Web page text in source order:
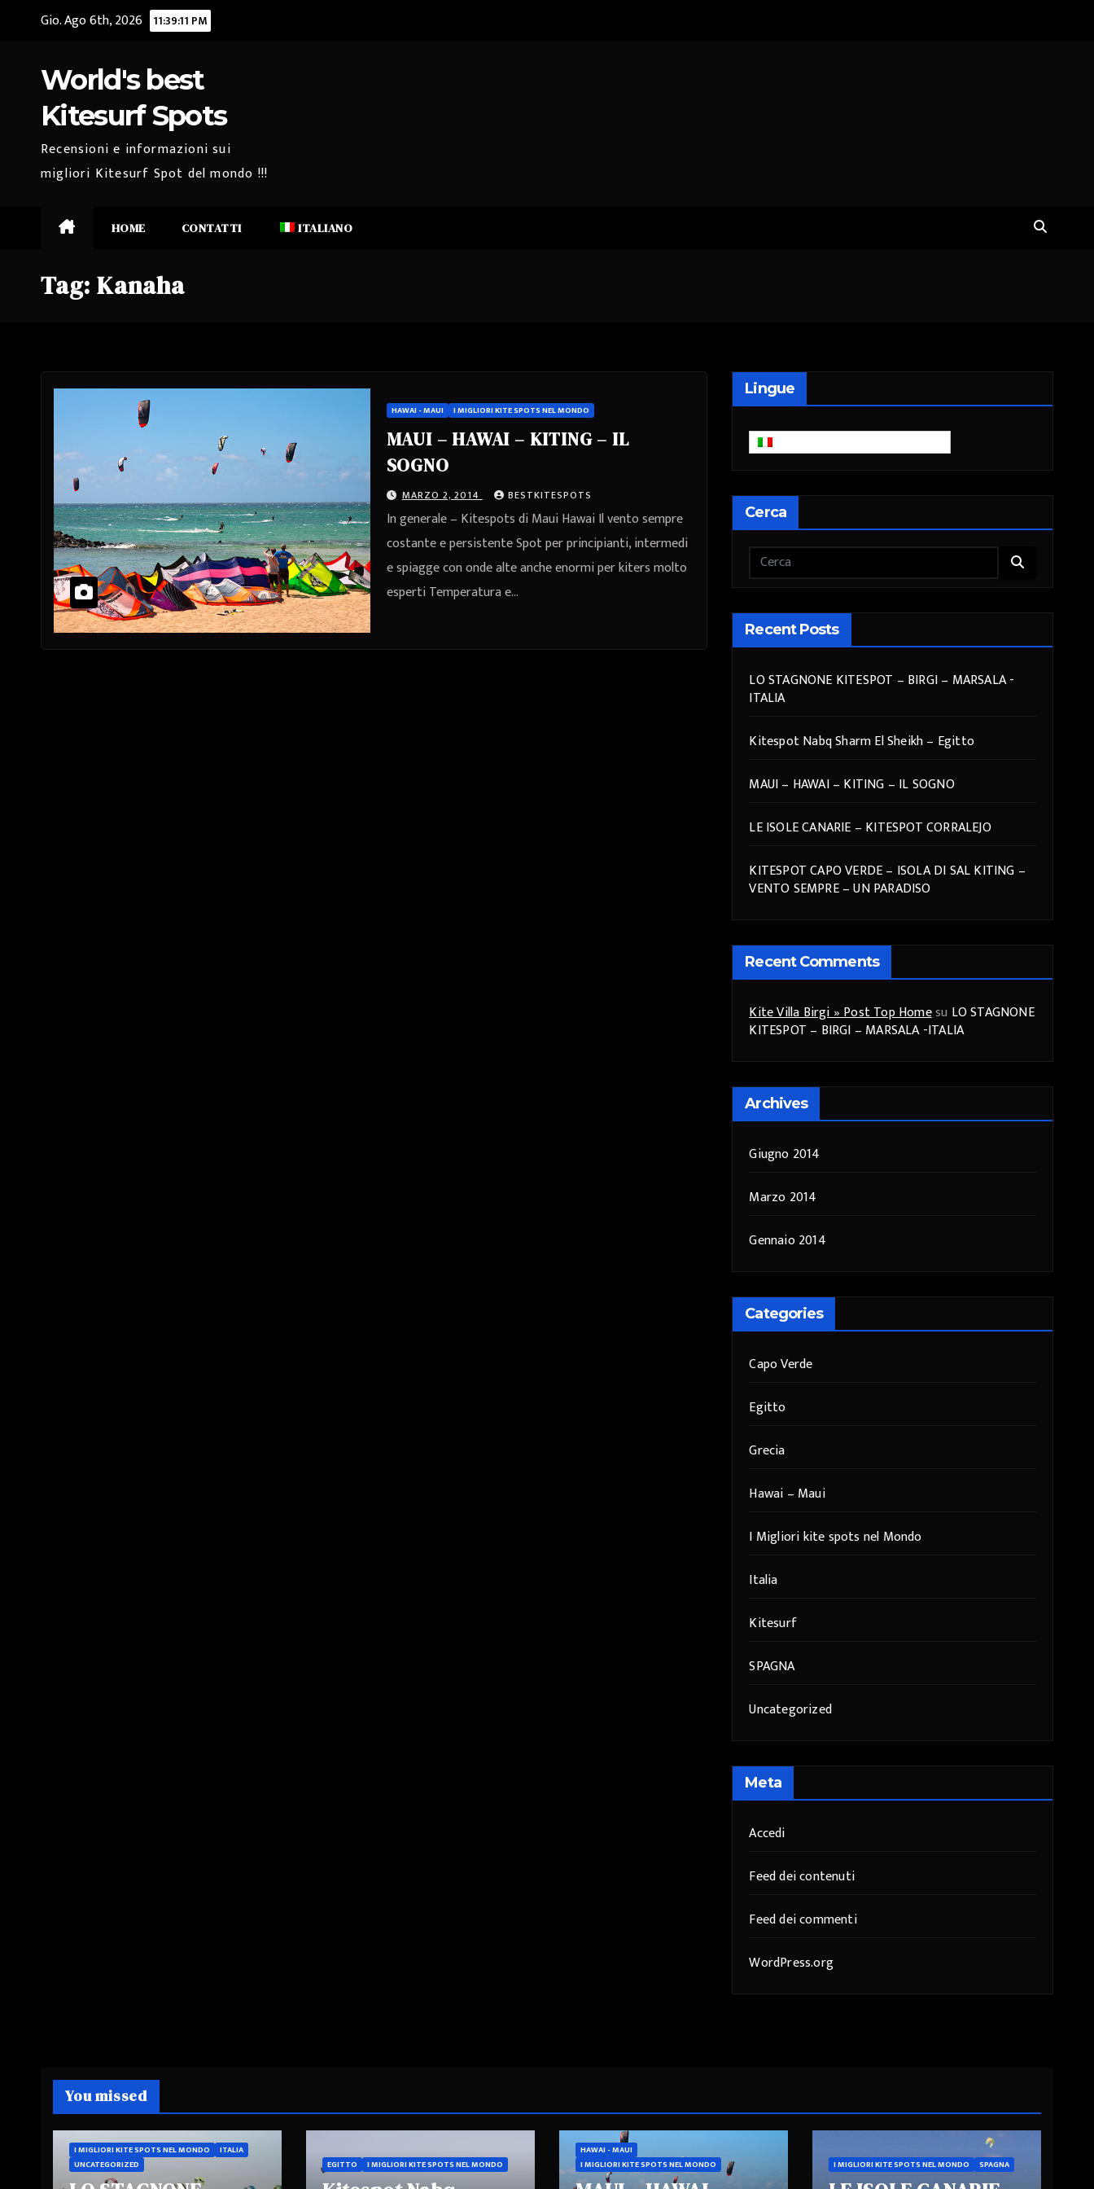
Gio. Ago 6th, 2026 11:39:12 PM
World's best
Kitesurf Spots
Recensioni e informazioni sui
migliori Kitesurf Spot del mondo !!!
HOME CONTATTI ITALIANO
Tag: Kanaha
HAWAI - MAUI I MIGLIORI KITE SPOTS NEL MONDO
MAUI – HAWAI – KITING – IL
SOGNO
MARZO 2, 2014 BESTKITESPOTS
In generale – Kitespots di Maui Hawai Il vento sempre
costante e persistente Spot per principianti, intermedi
e spiagge con onde alte anche enormi per kiters molto
esperti Temperatura e…
Lingue
Cerca
Recent Posts
LO STAGNONE KITESPOT – BIRGI – MARSALA -
ITALIA
Kitespot Nabq Sharm El Sheikh – Egitto
MAUI – HAWAI – KITING – IL SOGNO
LE ISOLE CANARIE – KITESPOT CORRALEJO
KITESPOT CAPO VERDE – ISOLA DI SAL KITING –
VENTO SEMPRE – UN PARADISO
Recent Comments
Kite Villa Birgi » Post Top Homesu LO STAGNONE
KITESPOT – BIRGI – MARSALA -ITALIA
Archives
Giugno 2014
Marzo 2014
Gennaio 2014
Categories
Capo Verde
Egitto
Grecia
Hawai – Maui
I Migliori kite spots nel Mondo
Italia
Kitesurf
SPAGNA
Uncategorized
Meta
Accedi
Feed dei contenuti
Feed dei commenti
WordPress.org
You missed
I MIGLIORI KITE SPOTS NEL MONDO
ITALIA
UNCATEGORIZED
EGITTO I MIGLIORI KITE SPOTS NEL MONDO
HAWAI - MAUI
I MIGLIORI KITE SPOTS NEL MONDO
I MIGLIORI KITE SPOTS NEL MONDO SPAGNA